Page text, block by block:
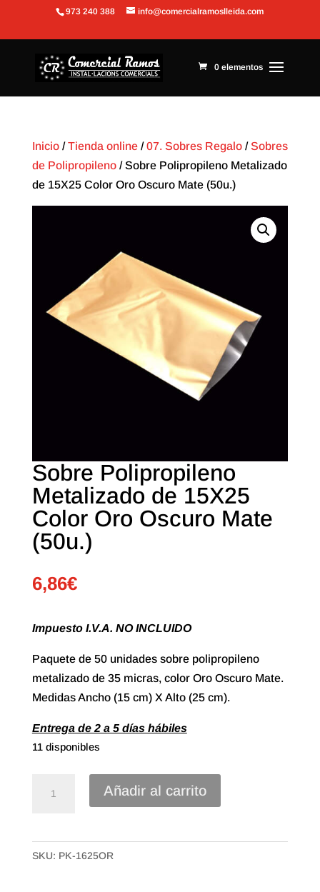
Abrir barra de herramientas
973 240 388 info@comercialramoslleida.com
0 elementos
Inicio/Tienda online/07. Sobres Regalo/Sobres
de Polipropileno/ Sobre Polipropileno Metalizado
de 15X25 Color Oro Oscuro Mate (50u.)
Sobre Polipropileno
Metalizado de 15X25
Color Oro Oscuro Mate
(50u.)
6,86€
Impuesto I.V.A. NO INCLUIDO
Paquete de 50 unidades sobre polipropileno
metalizado de 35 micras, color Oro Oscuro Mate.
Medidas Ancho (15 cm) X Alto (25 cm).
Entrega de 2 a 5 días hábiles
11 disponibles
de
15X25
Añadir al carrito
SKU: PK-1625OR